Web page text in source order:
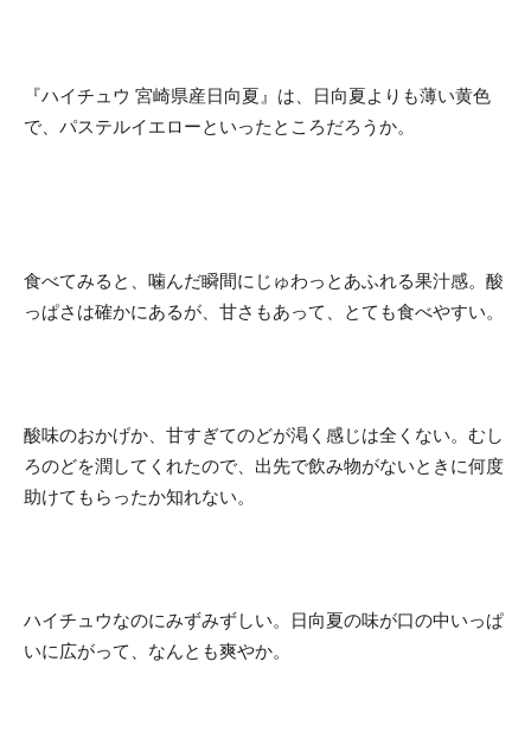
『ハイチュウ 宮崎県産日向夏』は、日向夏よりも薄い黄色
で、パステルイエローといったところだろうか。
食べてみると、噛んだ瞬間にじゅわっとあふれる果汁感。酸
っぱさは確かにあるが、甘さもあって、とても食べやすい。
酸味のおかげか、甘すぎてのどが渇く感じは全くない。むし
ろのどを潤してくれたので、出先で飲み物がないときに何度
助けてもらったか知れない。
ハイチュウなのにみずみずしい。日向夏の味が口の中いっぱ
いに広がって、なんとも爽やか。